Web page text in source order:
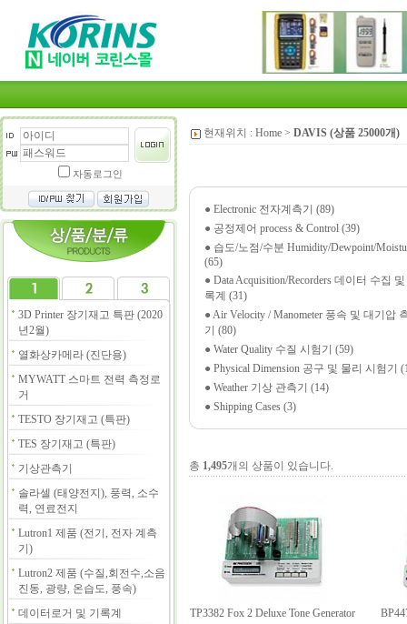
자동로그인
3D Printer 장기재고 특판 (2020
년2월)
열화상카메라 (진단용)
MYWATT 스마트 전력 측정로
거
TESTO 장기재고 (특판)
TES 장기재고 (특판)
기상관측기
솔라셀 (태양전지), 풍력, 소수
력, 연료전지
Lutron1 제품 (전기, 전자 계측
기)
Lutron2 제품 (수질,회전수,소음
진동, 광량, 온습도, 풍속)
데이터로거 및 기록계
현재위치 : Home > DAVIS (상품 25000개)
● Electronic 전자계측기 (89)
● 공정제어 process & Control (39)
● 습도/노점/수분 Humidity/Dewpoint/
(65)
● Data Acquisition/Recorders 데이터 수집
록계 (31)
●Air Velocity / Manometer 풍속 및 대기압
기 (80)
● Water Quality 수질 시험기 (59)
● Physical Dimension 공구 및 물리 시험기
● Weather 기상 관측기 (14)
● Shipping Cases (3)
총 1,495개의 상품이 있습니다.
TP3382 Fox 2 Deluxe Tone Generator